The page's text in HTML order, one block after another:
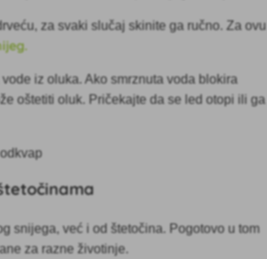
za svaki slučaj skinite ga ručno. Za ovu
iz oluka. Ako smrznuta voda blokira
oštetiti oluk. Pričekajte da se led otopi ili ga
snijega, već i od štetočina. Pogotovo u tom
za razne životinje.